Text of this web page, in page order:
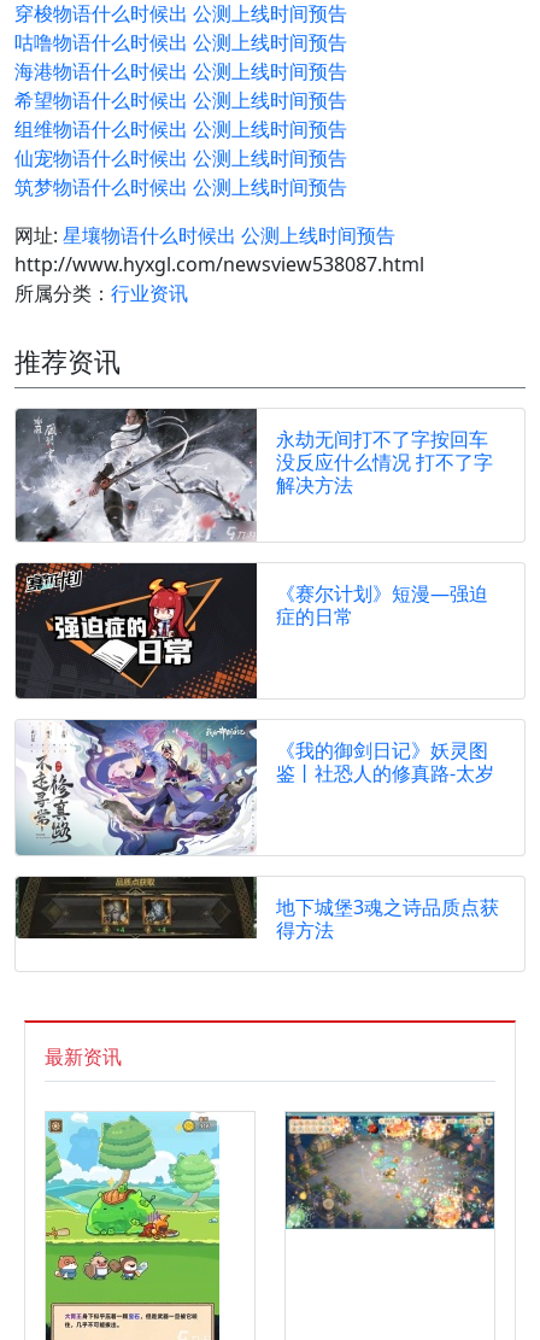
穿梭物语什么时候出 公测上线时间预告
咕噜物语什么时候出 公测上线时间预告
海港物语什么时候出 公测上线时间预告
希望物语什么时候出 公测上线时间预告
组维物语什么时候出 公测上线时间预告
仙宠物语什么时候出 公测上线时间预告
筑梦物语什么时候出 公测上线时间预告
网址: 星壤物语什么时候出 公测上线时间预告
http://www.hyxgl.com/newsview538087.html
所属分类： 行业资讯
推荐资讯
永劫无间打不了字按回车
没反应什么情况 打不了字
解决方法
《赛尔计划》短漫—强迫
症的日常
《我的御剑日记》妖灵图
鉴丨社恐人的修真路-太岁
地下城堡3魂之诗品质点获
得方法
最新资讯